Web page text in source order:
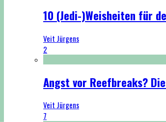
10 (Jedi-)Weisheiten für
Veit Jürgens
2
Angst vor Reefbreaks?
Veit Jürgens
7